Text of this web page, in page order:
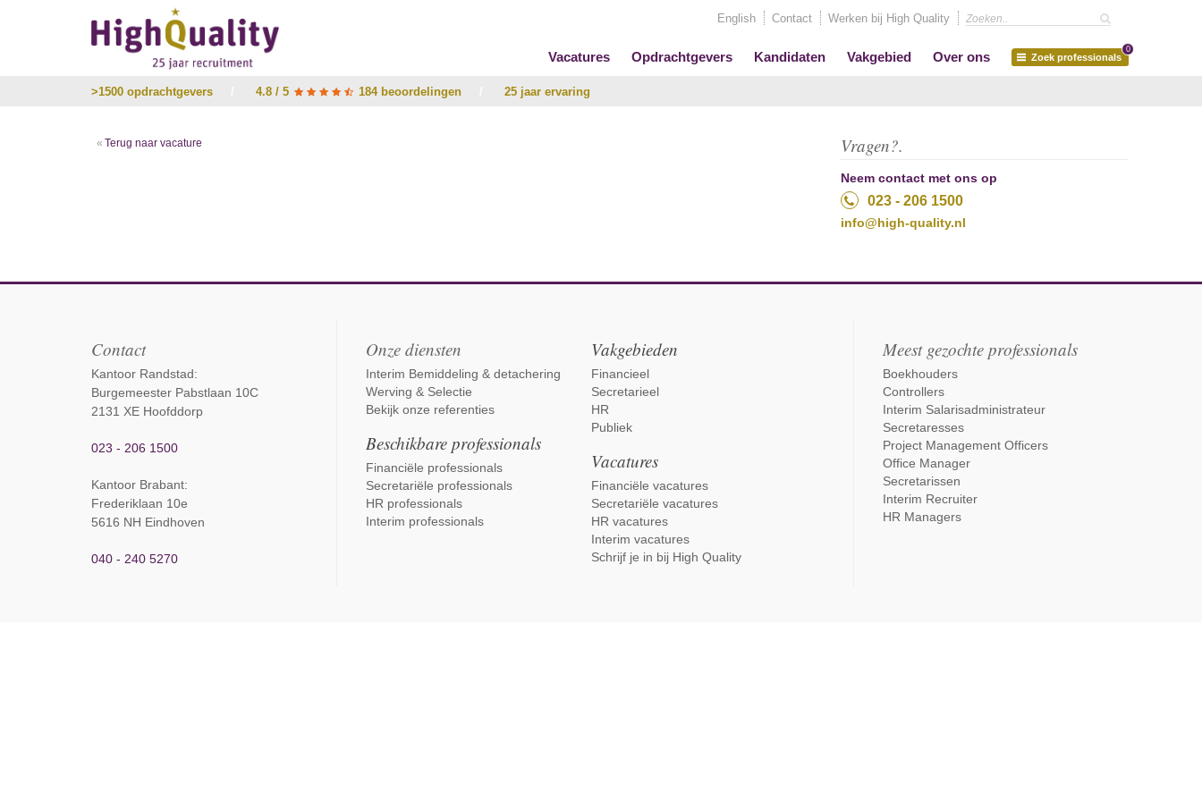
English Contact Werken bij High Quality
Vacatures Opdrachtgevers Kandidaten Vakgebied Over ons Zoek professionals
0
>1500 opdrachtgevers 4.8 / 5 184 beoordelingen 25 jaar ervaring
Terug naar vacature Vragen?.
Neem contact met ons op
023 - 206 1500
info@high-quality.nl
Contact
Kantoor Randstad:
Burgemeester Pabstlaan 10C
2131 XE Hoofddorp
023 - 206 1500
Kantoor Brabant:
Frederiklaan 10e
5616 NH Eindhoven
040 - 240 5270
Onze diensten
Interim Bemiddeling & detachering
Werving & Selectie
Bekijk onze referenties
Beschikbare professionals
Financiële professionals
Secretariële professionals
HR professionals
Interim professionals
Vakgebieden
Financieel
Secretarieel
HR
Publiek
Vacatures
Financiële vacatures
Secretariële vacatures
HR vacatures
Interim vacatures
Schrijf je in bij High Quality
Meest gezochte professionals
Boekhouders
Controllers
Interim Salarisadministrateur
Secretaresses
Project Management Officers
Office Manager
Secretarissen
Interim Recruiter
HR Managers